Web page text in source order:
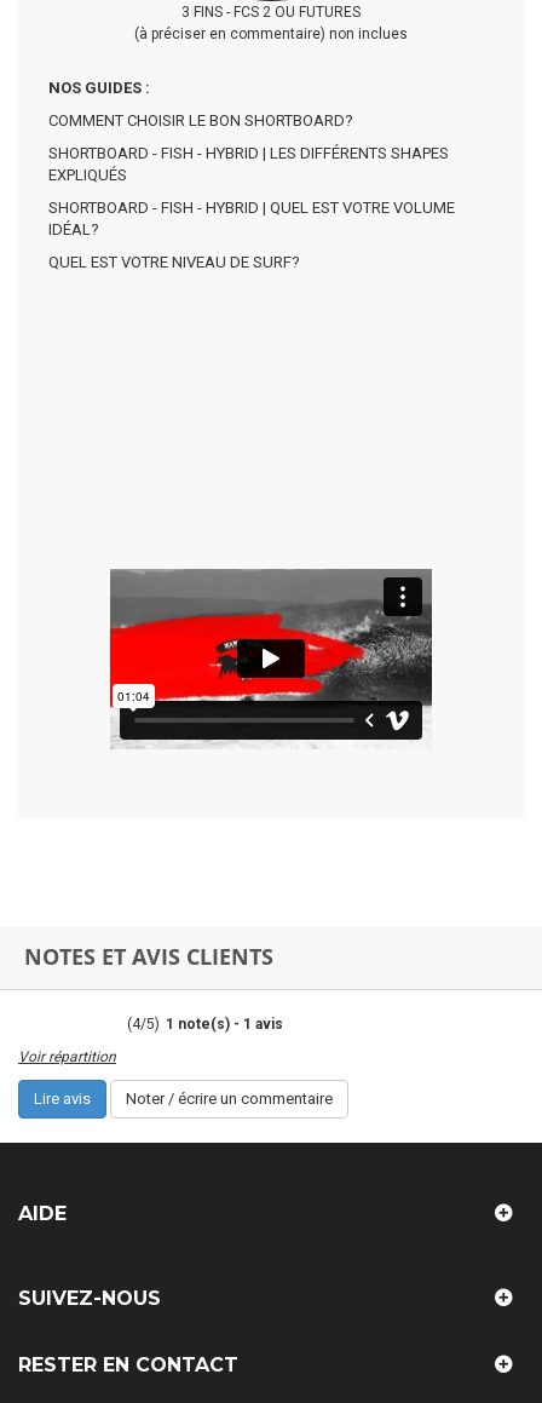
3 FINS - FCS 2 OU FUTURES
(à préciser en commentaire) non inclues
NOS GUIDES :
COMMENT CHOISIR LE BON SHORTBOARD?
SHORTBOARD - FISH - HYBRID | LES DIFFÉRENTS SHAPES
EXPLIQUÉS
SHORTBOARD - FISH - HYBRID | QUEL EST VOTRE VOLUME
IDÉAL?
QUEL EST VOTRE NIVEAU DE SURF?
NOTES ET AVIS CLIENTS
(4/5) 1 note(s) - 1 avis
Voir répartition
Lire avis Noter / écrire un commentaire
AIDE
SUIVEZ-NOUS
RESTER EN CONTACT